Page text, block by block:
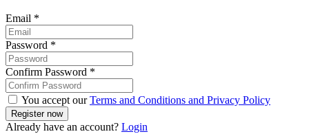
Email *
Password *
Confirm Password *
You accept ourTerms and Conditions and Privacy Policy
Already have an account? Login